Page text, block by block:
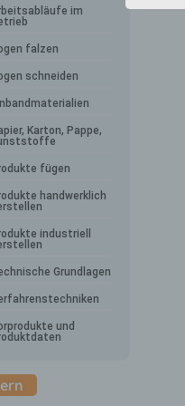
im
falzen
schneiden
Karton, Pappe,
fügen
handwerklich
industriell
Grundlagen
und